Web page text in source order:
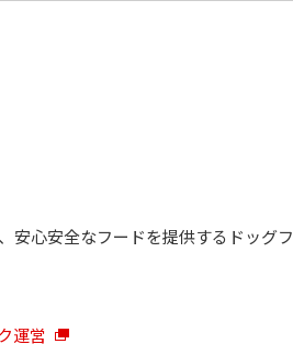
安心安全なフードを提供するドッグフ
運営